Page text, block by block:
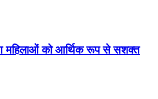
महिलाओं को आर्थिक रूप से सशक्त